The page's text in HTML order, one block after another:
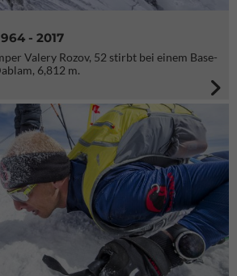
- 2017
Valery Rozov, 52 stirbt bei einem Base-
6,812 m.